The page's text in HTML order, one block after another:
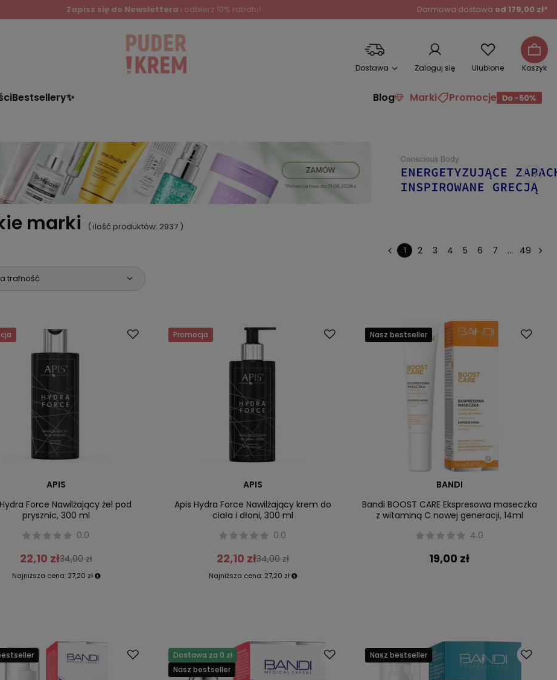
Zapisz się do Newslettera i odbierz 10% rabatu! Darmowa dostawa od 179,00 zł*
Dostawa Zaloguj się Ulubione Koszyk
Bestsellery✨ Blog Marki Promocje
marki ( ilość produktów: 2937 )
trafność
1 2 3 4 5 6 7 ... 49
APIS
Force Nawilżający żel pod
prysznic, 300 ml
0.0
22,10 zł34,00 zł
Najniższa cena: 27,20 zł
Promocja
APIS
Apis Hydra Force Nawilżający krem do
ciała i dłoni, 300 ml
0.0
22,10 zł34,00 zł
Najniższa cena: 27,20 zł
Nasz bestseller
BANDI
Bandi BOOST CARE Ekspresowa maseczka
z witaminą C nowej generacji, 14ml
4.0
19,00 zł
Dostawa za 0 zł
Nasz bestseller
Nasz bestseller